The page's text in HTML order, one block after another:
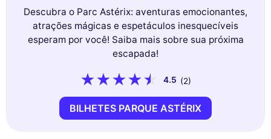
Descubra o Parc Astérix: aventuras emocionantes,
atrações mágicas e espetáculos inesquecíveis
esperam por você! Saiba mais sobre sua próxima
escapada!
4.5 (2)
BILHETES PARQUE ASTÉRIX